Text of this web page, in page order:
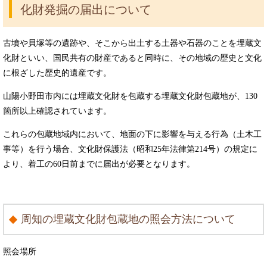
化財発掘の届出について
古墳や貝塚等の遺跡や、そこから出土する土器や石器のことを埋蔵文
化財といい、国民共有の財産であると同時に、その地域の歴史と文化
に根ざした歴史的遺産です。
山陽小野田市内には埋蔵文化財を包蔵する埋蔵文化財包蔵地が、130
箇所以上確認されています。
これらの包蔵地域内において、地面の下に影響を与える行為（土木工
事等）を行う場合、文化財保護法（昭和25年法律第214号）の規定に
より、着工の60日前までに届出が必要となります。
周知の埋蔵文化財包蔵地の照会方法について
照会場所